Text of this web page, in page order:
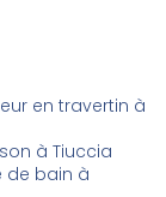
en travertin à
à Tiuccia
de bain à